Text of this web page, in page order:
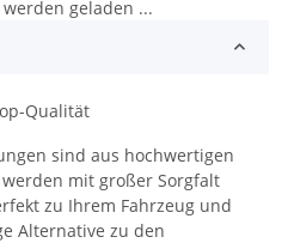
geladen ...
Qualität
sind aus hochwertigen
mit großer Sorgfalt
zu Ihrem Fahrzeug und
Alternative zu den